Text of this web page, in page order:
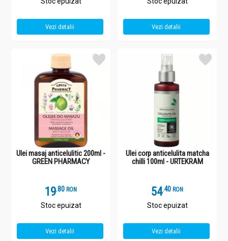
Vezi detalii Vezi detalii
Ulei masaj anticelulitic 200ml -
GREEN PHARMACY
19.8 RON
Stoc epuizat
Vezi detalii
Ulei corp anticelulita matcha
chilli 100ml - URTEKRAM
54.4 RON
Stoc epuizat
Vezi detalii